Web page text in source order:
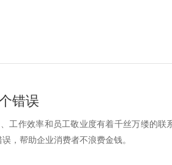
错误
工作效率和员工敬业度有着千丝万缕的联
，帮助企业消费者不浪费金钱。